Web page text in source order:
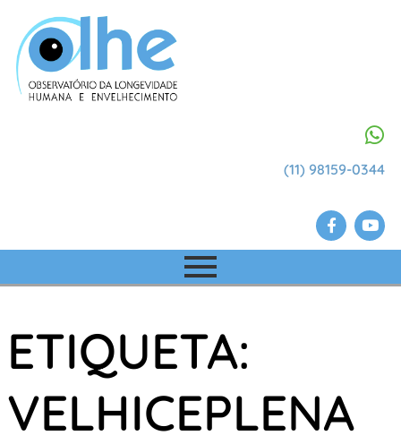
(11) 98159-0344
ETIQUETA:
VELHICEPLENA